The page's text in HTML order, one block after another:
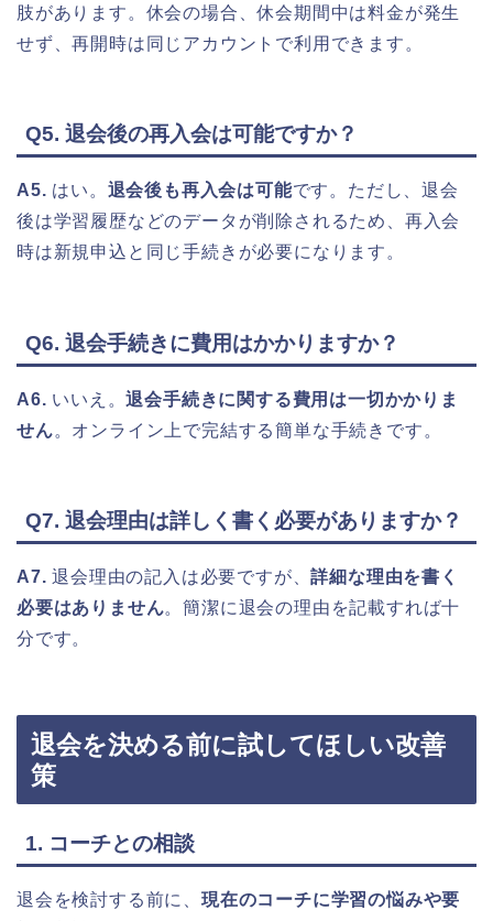
肢があります。休会の場合、休会期間中は料金が発生
せず、再開時は同じアカウントで利用できます。
Q5. 退会後の再入会は可能ですか？
A5. はい。 退会後も再入会は可能です。ただし、退会
後は学習履歴などのデータが削除されるため、再入会
時は新規申込と同じ手続きが必要になります。
Q6. 退会手続きに費用はかかりますか？
A6. いいえ。退会手続きに関する費用は一切かかりま
せん。オンライン上で完結する簡単な手続きです。
Q7. 退会理由は詳しく書く必要がありますか？
A7. 退会理由の記入は必要ですが、詳細な理由を書く
必要はありません。簡潔に退会の理由を記載すれば十
分です。
退会を決める前に試してほしい改善
策
1. コーチとの相談
退会を検討する前に、 現在のコーチに学習の悩みや要